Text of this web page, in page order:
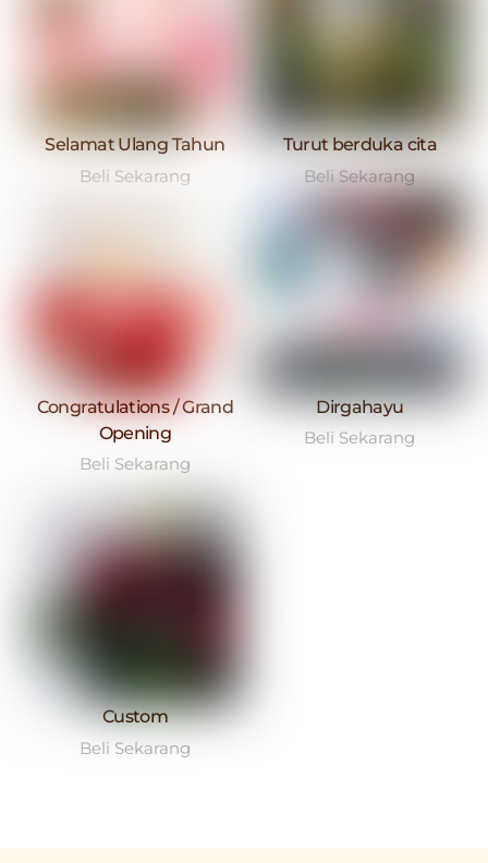
Selamat Ulang Tahun
Beli Sekarang
Turut berduka cita
Beli Sekarang
Congratulations / Grand
Opening
Beli Sekarang
Dirgahayu
Beli Sekarang
Custom
Beli Sekarang